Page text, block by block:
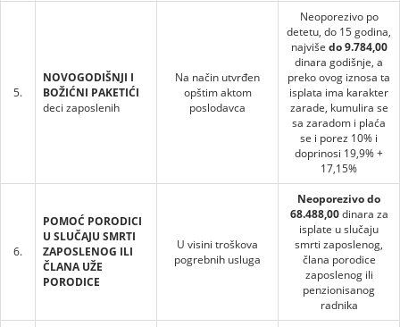
5.
NOVOGODIŠNJI I
BOŽIĆNI PAKETIĆI
deci zaposlenih
Na način utvrđen
opštim aktom
poslodavca
Neoporezivo po
detetu, do 15 godina,
najviše do 9.784,00
dinara godišnje, a
preko ovog iznosa ta
isplata ima karakter
zarade, kumulira se
sa zaradom i plaća
se i porez 10% i
doprinosi 19,9% +
17,15%
6.
POMOĆ PORODICI
U SLUČAJU SMRTI
ZAPOSLENOG ILI
ČLANA UŽE
PORODICE
U visini troškova
pogrebnih usluga
Neoporezivo do
68.488,00dinara za
isplate u slučaju
smrti zaposlenog,
člana porodice
zaposlenog ili
penzionisanog
radnika